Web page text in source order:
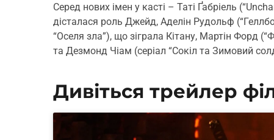
Серед нових імен у касті – Таті Ґабріель
дісталася роль Джейд, Аделін Рудольф
“Оселя зла”), що зіграла Кітану, Мартін Форд
та Дезмонд Чіам (серіал “Сокіл та Зимовий
Дивіться трейлер